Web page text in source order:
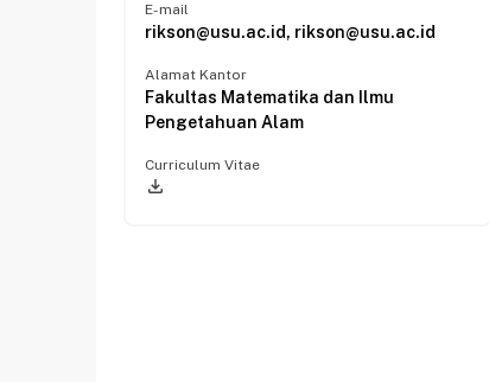
E-mail
rikson@usu.ac.id, rikson@usu.ac.id
Alamat Kantor
Fakultas Matematika dan Ilmu
Pengetahuan Alam
Curriculum Vitae
file_download